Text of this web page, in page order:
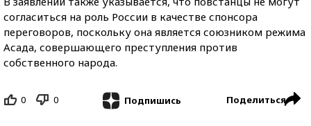
согласиться на роль России в качестве спонсора
переговоров, поскольку она является союзником режима
Асада, совершающего преступления против
собственного народа.
0 0 Подпишись Поделиться